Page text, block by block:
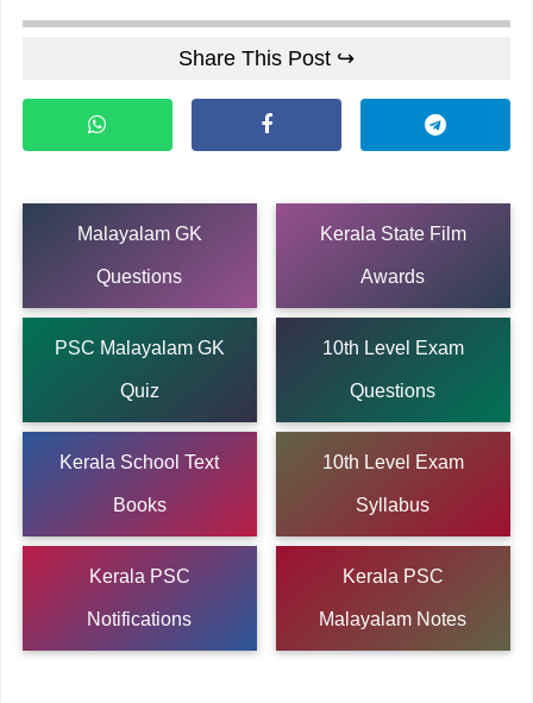
Share This Post ↪
Malayalam GK
Questions
Kerala State Film
Awards
PSC Malayalam GK
Quiz
10th Level Exam
Questions
Kerala School Text
Books
10th Level Exam
Syllabus
Kerala PSC
Notifications
Kerala PSC
Malayalam Notes